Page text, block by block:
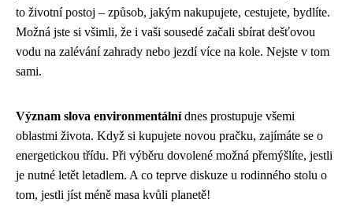
to životní postoj – způsob, jakým nakupujete, cestujete, bydlíte.
Možná jste si všimli, že i vaši sousedé začali sbírat dešťovou
vodu na zalévání zahrady nebo jezdí více na kole. Nejste v tom
sami.
Význam slova environmentálnídnes prostupuje všemi
oblastmi života. Když si kupujete novou pračku, zajímáte se o
energetickou třídu. Při výběru dovolené možná přemýšlíte, jestli
je nutné letět letadlem. A co teprve diskuze u rodinného stolu o
tom, jestli jíst méně masa kvůli planetě!